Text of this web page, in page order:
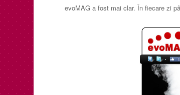
evoMAG a fost mai clar. În fiecare zi